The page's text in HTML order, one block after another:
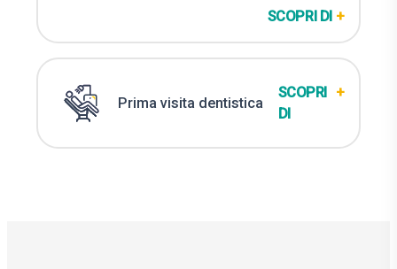
SCOPRI DI +
Prima visita dentistica
SCOPRI
DI
+